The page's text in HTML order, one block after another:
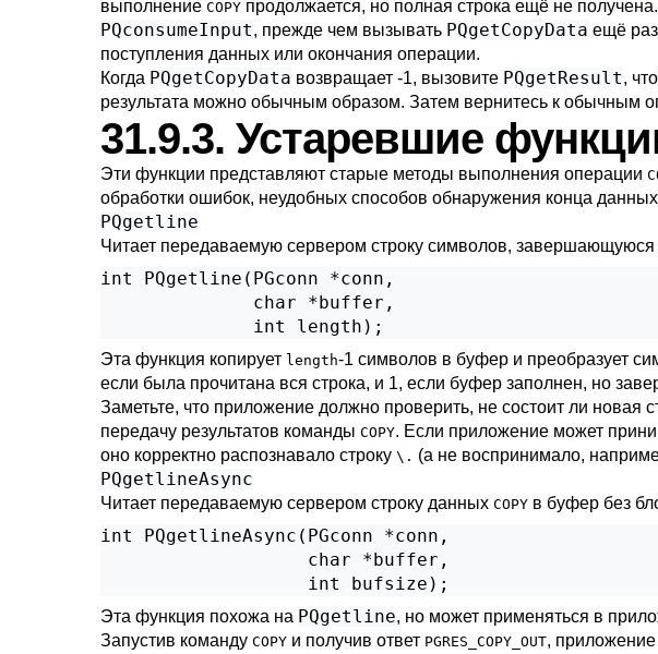
выполнение COPY продолжается, но полная строка ещё не
PQconsumeInput, прежде чем вызывать PQgetCopyData ещё
поступления данных или окончания операции.
Когда PQgetCopyData возвращает -1, вызовите PQgetResult,
результата можно обычным образом. Затем вернитесь к обычным
31.9.3. Устаревшие
Эти функции представляют старые методы выполнения операции
обработки ошибок, неудобных способов обнаружения конца
PQgetline
Читает передаваемую сервером строку символов,
int PQgetline(PGconn *conn,
              char *buffer,
              int length);
Эта функция копирует length-1 символов в буфер и преобразует
если была прочитана вся строка, и 1, если буфер заполнен, но
Заметьте, что приложение должно проверить, не состоит ли новая
передачу результатов команды COPY. Если приложение может
оно корректно распознавало строку \. (а не воспринимало,
PQgetlineAsync
Читает передаваемую сервером строку данных COPY в буфер без
int PQgetlineAsync(PGconn *conn,
                   char *buffer,
                   int bufsize);
Эта функция похожа на PQgetline, но может применяться в
Запустив команду COPY и получив ответ PGRES_COPY_OUT,